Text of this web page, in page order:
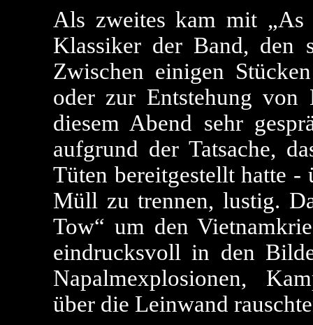
Als zweites kam mit
Klassiker der Band, den
Zwischen einigen
oder zur Entstehung
diesem Abend sehr
aufgrund der Tatsache,
Tüten bereitgestellt hatte -
Müll zu trennen, lustig.
Tow“ um den
eindrucksvoll in den
Napalmexplosionen,
über die Leinwand